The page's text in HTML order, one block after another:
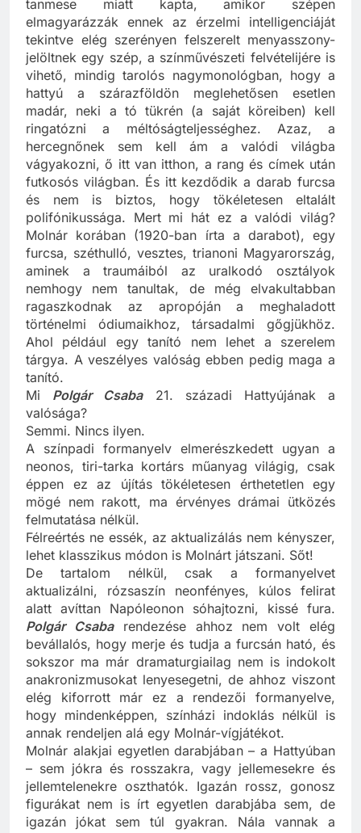
tanmese miatt kapta, amikor szépen
elmagyarázzák ennek az érzelmi intelligenciáját
tekintve elég szerényen felszerelt menyasszony-
jelöltnek egy szép, a színművészeti felvételijére is
vihető, mindig tarolós nagymonológban, hogy a
hattyú a szárazföldön meglehetősen esetlen
madár, neki a tó tükrén (a saját köreiben) kell
ringatózni a méltóságteljességhez. Azaz, a
hercegnőnek sem kell ám a valódi világba
vágyakozni, ő itt van itthon, a rang és címek után
futkosós világban. És itt kezdődik a darab furcsa
és nem is biztos, hogy tökéletesen eltalált
polifónikussága. Mert mi hát ez a valódi világ?
Molnár korában (1920-ban írta a darabot), egy
furcsa, széthulló, vesztes, trianoni Magyarország,
aminek a traumáiból az uralkodó osztályok
nemhogy nem tanultak, de még elvakultabban
ragaszkodnak az apropóján a meghaladott
történelmi ódiumaikhoz, társadalmi gőgjükhöz.
Ahol például egy tanító nem lehet a szerelem
tárgya. A veszélyes valóság ebben pedig maga a
tanító.
MiPolgár Csaba
valósága?
Semmi. Nincs ilyen.
A színpadi formanyelv elmerészkedett ugyan a
neonos, tiri-tarka kortárs műanyag világig, csak
éppen ez az újítás tökéletesen érthetetlen egy
mögé nem rakott, ma érvényes drámai ütközés
felmutatása nélkül.
Félreértés ne essék, az aktualizálás nem kényszer,
lehet klasszikus módon is Molnárt játszani. Sőt!
De tartalom nélkül, csak a formanyelvet
aktualizálni, rózsaszín neonfényes, kúlos felirat
alatt avíttan Napóleonon sóhajtozni, kissé fura.
Polgár Csabarendezése ahhoz nem volt elég
bevállalós, hogy merje és tudja a furcsán ható, és
sokszor ma már dramaturgiailag nem is indokolt
anakronizmusokat lenyesegetni, de ahhoz viszont
elég kiforrott már ez a rendezői formanyelve,
hogy mindenképpen, színházi indoklás nélkül is
annak rendeljen alá egy Molnár-vígjátékot.
Molnár alakjai egyetlen darabjában – a Hattyúban
– sem jókra és rosszakra, vagy jellemesekre és
jellemtelenekre oszthatók. Igazán rossz, gonosz
figurákat nem is írt egyetlen darabjába sem, de